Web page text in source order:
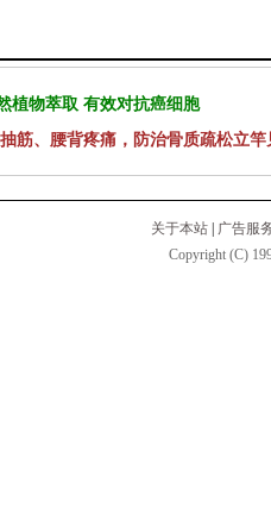
植物萃取 有效对抗癌细胞
筋、腰背疼痛，防治骨质疏松立竿
关于本站
广告服
Copyright (C)